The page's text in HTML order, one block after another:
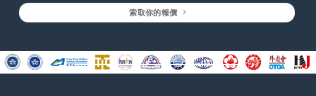
索取你的報價